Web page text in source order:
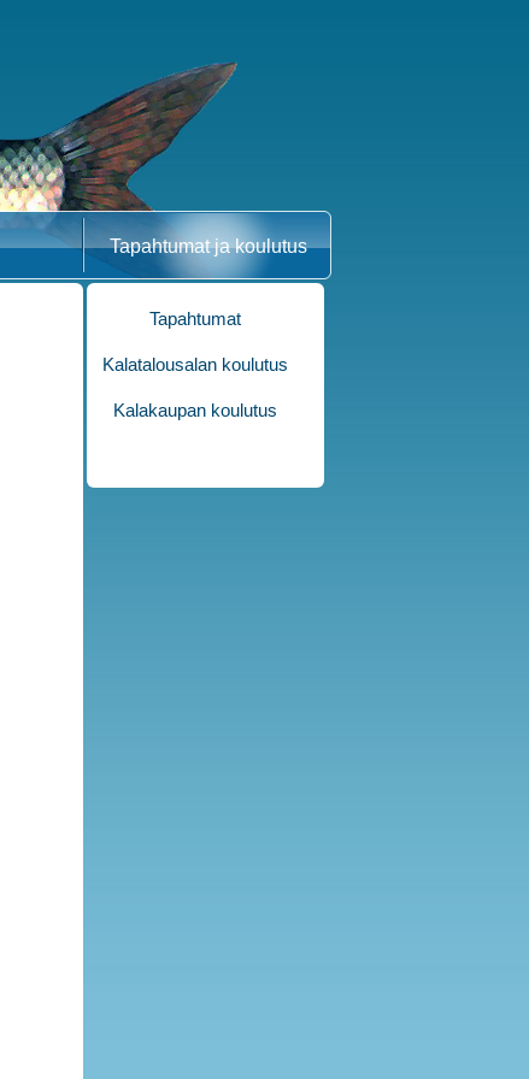
Tapahtumat ja koulutus
Tapahtumat
Kalatalousalan koulutus
Kalakaupan koulutus